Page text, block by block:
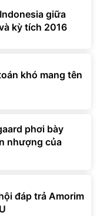
giữa
kỳ tích 2016
khó mang tên
phơi bày
nhượng của
đáp trả Amorim